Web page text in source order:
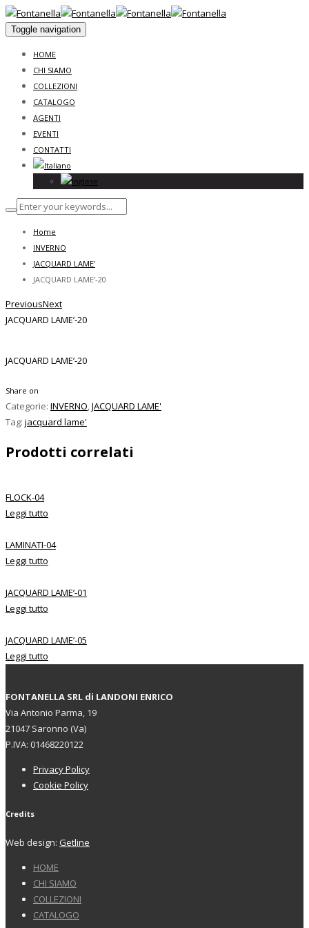
Toggle navigation
HOME
CHI SIAMO
COLLEZIONI
CATALOGO
AGENTI
EVENTI
CONTATTI
Home
INVERNO
JACQUARD LAME'
JACQUARD LAME’-20
PreviousNext
JACQUARD LAME’-20
JACQUARD LAME’-20
Share on
Categorie: INVERNO,JACQUARD LAME'
Tag: jacquard lame'
Prodotti correlati
FLOCK-04
Leggi tutto
LAMINATI-04
Leggi tutto
JACQUARD LAME’-01
Leggi tutto
JACQUARD LAME’-05
Leggi tutto
FONTANELLA SRL di LANDONI ENRICO
Via Antonio Parma, 19
21047 Saronno (Va)
P.IVA: 01468220122
Privacy Policy
Cookie Policy
Credits
Web design: Getline
HOME
CHI SIAMO
COLLEZIONI
CATALOGO